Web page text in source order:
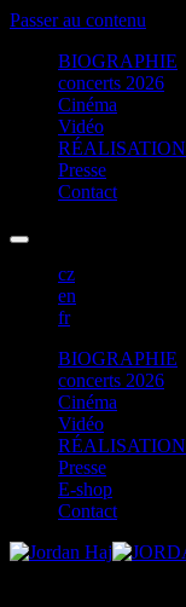
Passer au contenu
BIOGRAPHIE
concerts 2026
Cinéma
Vidéo
RÉALISATION
Presse
Contact
cz
en
fr
BIOGRAPHIE
concerts 2026
Cinéma
Vidéo
RÉALISATION
Presse
E-shop
Contact